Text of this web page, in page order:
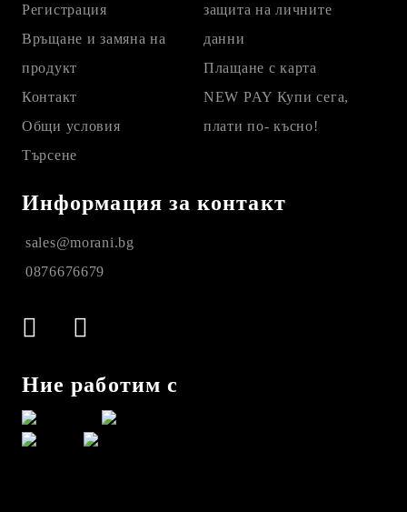
Регистрация
Връщане и замяна на
продукт
Контакт
Общи условия
Търсене
защита на личните
данни
Плащане с карта
NEW PAY Купи сега,
плати по- късно!
Информация за контакт
sales@morani.bg
0876676679
Ние работим с